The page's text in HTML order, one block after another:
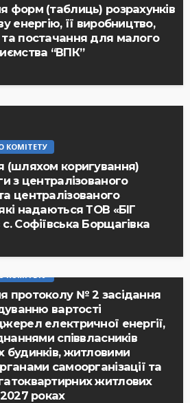
форм (таблиць) розрахунків
енергію, її виробництво,
постачання для малого
“ВПК”
КОМІТЕТУ
(шляхом коригування)
з централізованого
централізованого
надаються ТОВ «БІГ
Софіївська Борщагівка
протоколу № 2 засідання
вартості
електричної енергії,
співвласників
будинків, житловими
самоорганізації та
житлових
роках